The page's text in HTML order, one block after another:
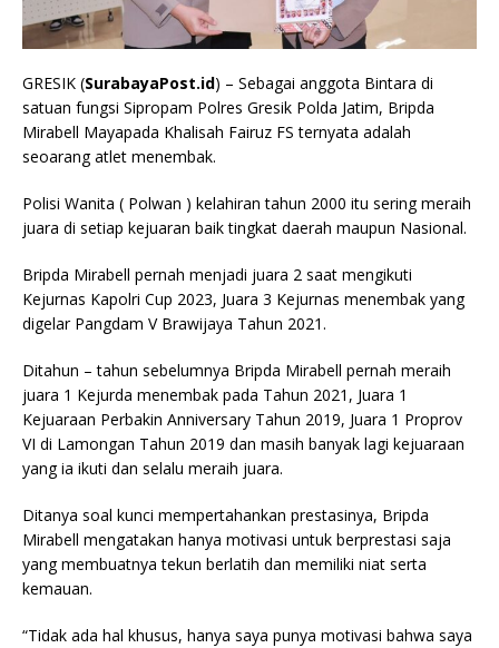
GRESIK (SurabayaPost.id) – Sebagai anggota Bintara di
satuan fungsi Sipropam Polres Gresik Polda Jatim, Bripda
Mirabell Mayapada Khalisah Fairuz FS ternyata adalah
seoarang atlet menembak.
Polisi Wanita ( Polwan ) kelahiran tahun 2000 itu sering meraih
juara di setiap kejuaran baik tingkat daerah maupun Nasional.
Bripda Mirabell pernah menjadi juara 2 saat mengikuti
Kejurnas Kapolri Cup 2023, Juara 3 Kejurnas menembak yang
digelar Pangdam V Brawijaya Tahun 2021.
Ditahun – tahun sebelumnya Bripda Mirabell pernah meraih
juara 1 Kejurda menembak pada Tahun 2021, Juara 1
Kejuaraan Perbakin Anniversary Tahun 2019, Juara 1 Proprov
VI di Lamongan Tahun 2019 dan masih banyak lagi kejuaraan
yang ia ikuti dan selalu meraih juara.
Ditanya soal kunci mempertahankan prestasinya, Bripda
Mirabell mengatakan hanya motivasi untuk berprestasi saja
yang membuatnya tekun berlatih dan memiliki niat serta
kemauan.
“Tidak ada hal khusus, hanya saya punya motivasi bahwa saya